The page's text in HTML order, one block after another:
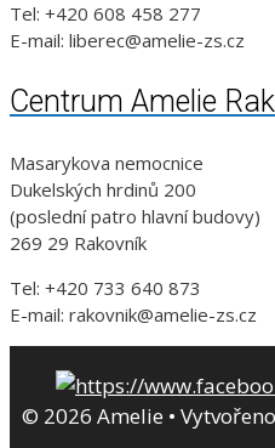
Tel: +420 608 458 277
E-mail: liberec@amelie-zs.cz
Centrum Amelie
Masarykova nemocnice
Dukelských hrdinů 200
(poslední patro hlavní budovy)
269 29 Rakovník
Tel: +420 733 640 873
E-mail: rakovnik@amelie-zs.cz
© 2026 Amelie •